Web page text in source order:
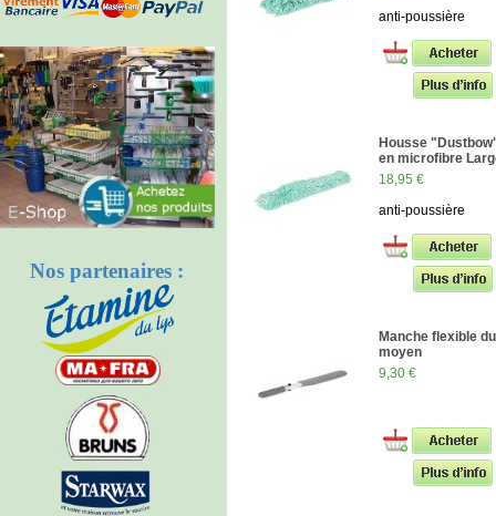
Nos partenaires :
anti-poussière
Housse
en microfibre
18,95 €
anti-poussière
Manche flexible
moyen
9,30 €